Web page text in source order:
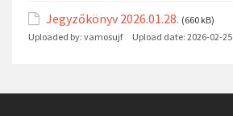
Jegyzőkönyv 2026.01.28. (660 kB)
Uploaded by: vamosujf Upload date: 2026-02-25